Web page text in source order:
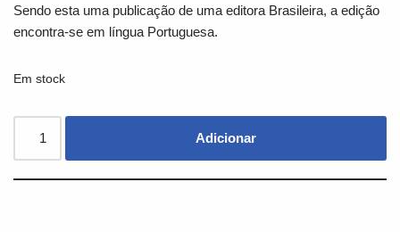
Sendo esta uma publicação de uma editora Brasileira, a edição
encontra-se em língua Portuguesa.
Em stock
Adicionar